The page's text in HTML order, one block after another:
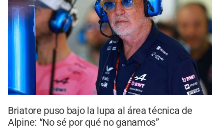
Briatore puso bajo la lupa al área técnica de
Alpine: “No sé por qué no ganamos”